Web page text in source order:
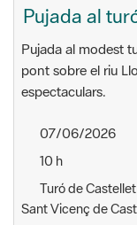
Pujada al
Pujada al modest
pont sobre el riu
espectaculars.
07/06/2026
10 h
Turó de Castellet
Sant Vicenç de